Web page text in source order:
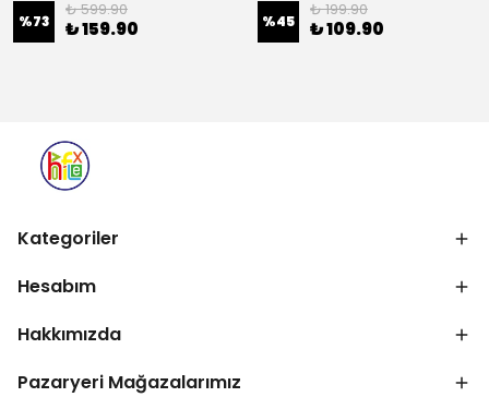
%73
₺ 599.90
₺ 159.90 %45
₺ 199.90
₺ 109.90
Kategoriler
Hesabım
Hakkımızda
Pazaryeri Mağazalarımız